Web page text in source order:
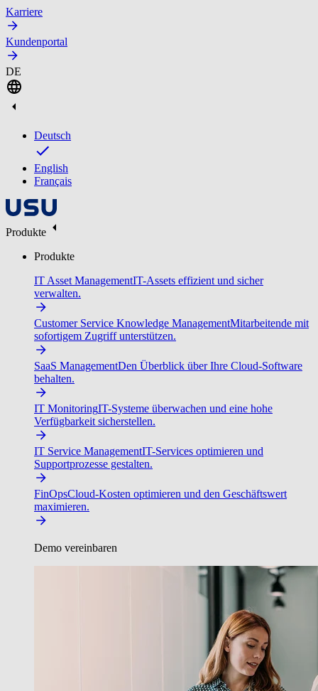
Karriere
Kundenportal
DE
Deutsch
English
Français
Produkte
Produkte
IT Asset ManagementIT-Assets effizient und sicher
verwalten.
Customer Service Knowledge ManagementMitarbeitende mit
sofortigem Zugriff unterstützen.
SaaS ManagementDen Überblick über Ihre Cloud-Software
behalten.
IT MonitoringIT-Systeme überwachen und eine hohe
Verfügbarkeit sicherstellen.
IT Service ManagementIT-Services optimieren und
Supportprozesse gestalten.
FinOpsCloud-Kosten optimieren und den Geschäftswert
maximieren.
Demo vereinbaren